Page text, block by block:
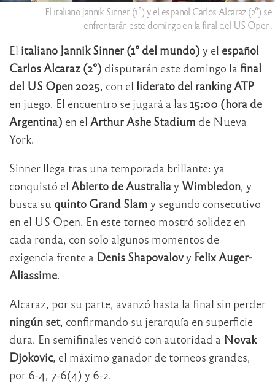
El italiano Jannik Sinner (1°) y el español Carlos Alcaraz (2°) se
enfrentarán este domingo en la final del US Open.
El italiano Jannik Sinner (1° del mundo) y el español
Carlos Alcaraz (2°) disputarán este domingo la final
del US Open 2025, con el liderato del ranking ATP
en juego. El encuentro se jugará a las 15:00 (hora de
Argentina) en el Arthur Ashe Stadium de Nueva
York.
Sinner llega tras una temporada brillante: ya
conquistó el Abierto de Australiay Wimbledon, y
busca su quinto Grand Slam y segundo consecutivo
en el US Open. En este torneo mostró solidez en
cada ronda, con solo algunos momentos de
exigencia frente a Denis Shapovalovy Felix Auger-
Aliassime.
Alcaraz, por su parte, avanzó hasta la final sin perder
ningún set, confirmando su jerarquía en superficie
dura. En semifinales venció con autoridad a Novak
Djokovic, el máximo ganador de torneos grandes,
por 6-4, 7-6(4) y 6-2.